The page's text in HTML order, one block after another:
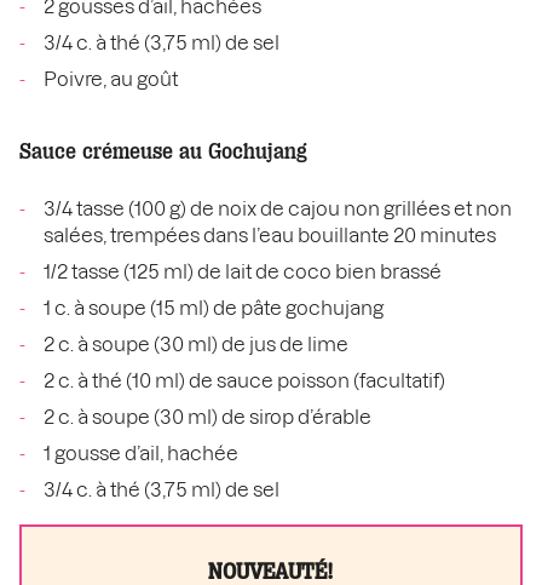
2 gousses d’ail, hachées
3/4 c. à thé (3,75 ml) de sel
Poivre, au goût
Sauce crémeuse au Gochujang
3/4 tasse (100 g) de noix de cajou non grillées et non
salées, trempées dans l’eau bouillante 20 minutes
1/2 tasse (125 ml) de lait de coco bien brassé
1 c. à soupe (15 ml) de pâte gochujang
2 c. à soupe (30 ml) de jus de lime
2 c. à thé (10 ml) de sauce poisson (facultatif)
2 c. à soupe (30 ml) de sirop d’érable
1 gousse d’ail, hachée
3/4 c. à thé (3,75 ml) de sel
NOUVEAUTÉ!